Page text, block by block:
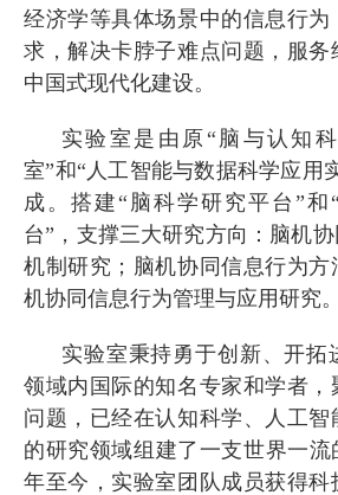
经济学等具体场景中的信息行
求，解决卡脖子难点问题，服务
中国式现代化建设。
实验室是由原“脑与认知
室”和“人工智能与数据科学应用
成。搭建“脑科学研究平台”
台”，支撑三大研究方向：脑机
机制研究；脑机协同信息行为方
机协同信息行为管理与应用研究。
实验室秉持勇于创新、开拓
领域内国际的知名专家和学者，
问题，已经在认知科学、人工智
的研究领域组建了一支世界一流
年至今，实验室团队成员获得科